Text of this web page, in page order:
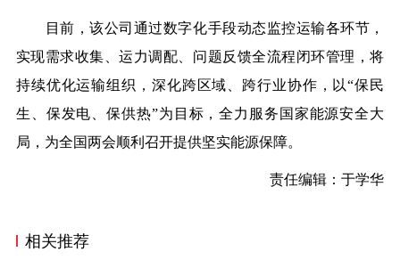
目前，该公司通过数字化手段动态监控运输各环节，
实现需求收集、运力调配、问题反馈全流程闭环管理，将
持续优化运输组织，深化跨区域、跨行业协作，以“保民
生、保发电、保供热”为目标，全力服务国家能源安全大
局，为全国两会顺利召开提供坚实能源保障。
责任编辑：于学华
相关推荐